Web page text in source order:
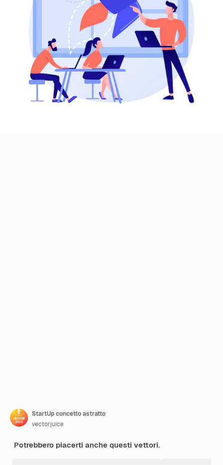
StartUp concetto astratto
vectorjuice
Potrebbero piacerti anche questi vettori.